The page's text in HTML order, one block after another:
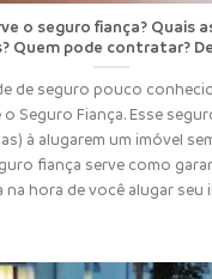
o seguro fiança? Quais
Quem pode contratar?
de seguro pouco
Seguro Fiança. Esse
à alugarem um imóvel
fiança serve como
na hora de você alugar seu